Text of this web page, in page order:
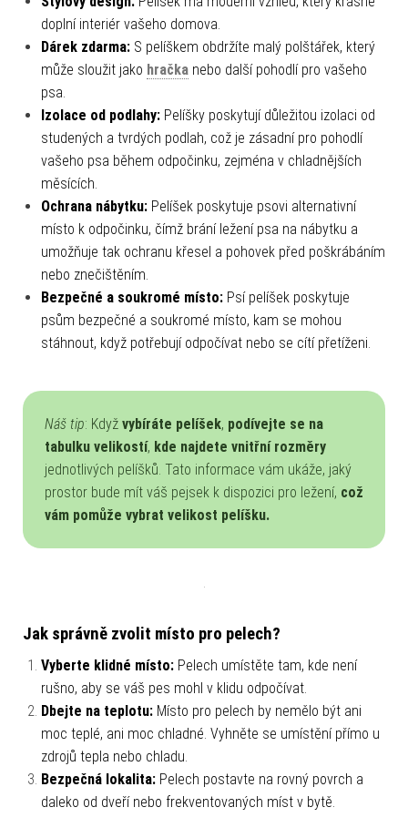
doplní interiér vašeho domova.
Dárek zdarma: S pelíškem obdržíte malý polštářek, který
může sloužit jako hračka nebo další pohodlí pro vašeho
psa.
Izolace od podlahy: Pelíšky poskytují důležitou izolaci od
studených a tvrdých podlah, což je zásadní pro pohodlí
vašeho psa během odpočinku, zejména v chladnějších
měsících.
Ochrana nábytku: Pelíšek poskytuje psovi alternativní
místo k odpočinku, čímž brání ležení psa na nábytku a
umožňuje tak ochranu křesel a pohovek před poškrábáním
nebo znečištěním.
Bezpečné a soukromé místo: Psí pelíšek poskytuje
psům bezpečné a soukromé místo, kam se mohou
stáhnout, když potřebují odpočívat nebo se cítí přetíženi.
Náš tip: Když vybíráte pelíšek, podívejte se na
tabulku velikostí, kde najdete vnitřní rozměry
jednotlivých pelíšků. Tato informace vám ukáže, jaký
prostor bude mít váš pejsek k dispozici pro ležení, což
vám pomůže vybrat velikost pelíšku.
Jak správně zvolit místo pro pelech?
Vyberte klidné místo: Pelech umístěte tam, kde není
rušno, aby se váš pes mohl v klidu odpočívat.
Dbejte na teplotu: Místo pro pelech by nemělo být ani
moc teplé, ani moc chladné. Vyhněte se umístění přímo u
zdrojů tepla nebo chladu.
Bezpečná lokalita: Pelech postavte na rovný povrch a
daleko od dveří nebo frekventovaných míst v bytě.